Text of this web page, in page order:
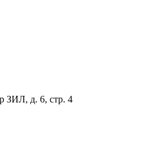
ЗИЛ, д. 6, стр. 4